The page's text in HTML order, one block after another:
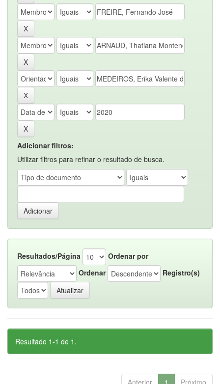
Adicionar filtros:
Utilizar filtros para refinar o resultado de busca.
Resultados/Página
Ordenar por
Ordenar
Registro(s)
Resultado 1-1 de 1.
Anterior 1 Próximo